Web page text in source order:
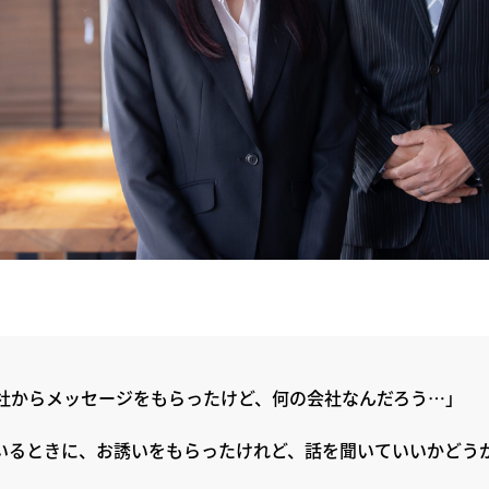
からメッセージをもらったけど、何の会社なんだろう…」
るときに、お誘いをもらったけれど、話を聞いていいかど